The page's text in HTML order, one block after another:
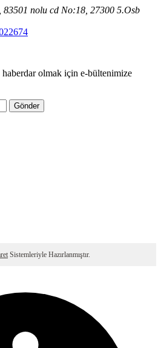
83501 nolu cd No:18, 27300 5.Osb
olmak için e-bültenimize
Gönder
Sistemleriyle Hazırlanmıştır.